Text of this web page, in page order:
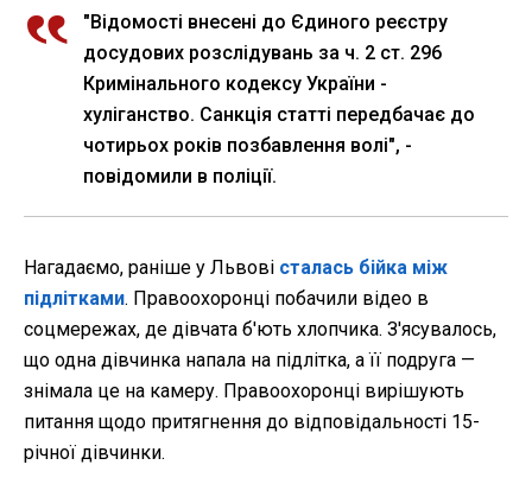
"Відомості внесені до Єдиного реєстру
досудових розслідувань за ч. 2 ст. 296
Кримінального кодексу України -
хуліганство. Санкція статті передбачає до
чотирьох років позбавлення волі", -
повідомили в поліції.
Нагадаємо, раніше у Львові сталась бійка між
підлітками. Правоохоронці побачили відео в
соцмережах, де дівчата б'ють хлопчика. З'ясувалось,
що одна дівчинка напала на підлітка, а її подруга —
знімала це на камеру. Правоохоронці вирішують
питання щодо притягнення до відповідальності 15-
річної дівчинки.